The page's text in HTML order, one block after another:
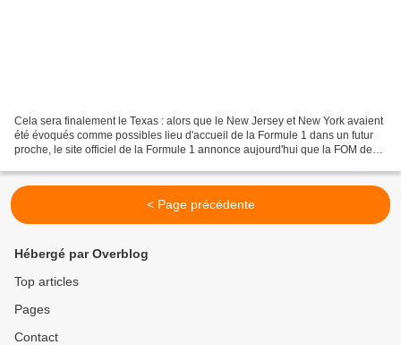
Cela sera finalement le Texas : alors que le New Jersey et New York avaient
été évoqués comme possibles lieu d'accueil de la Formule 1 dans un futur
proche, le site officiel de la Formule 1 annonce aujourd'hui que la FOM de
< Page précédente
Hébergé par Overblog
Top articles
Pages
Contact